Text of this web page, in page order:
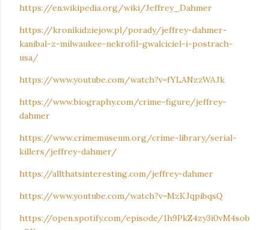
https://en.wikipedia.org/wiki/Jeffrey_Dahmer
https://kronikidziejow.pl/porady/jeffrey-dahmer-
kanibal-z-milwaukee-nekrofil-gwalciciel-i-postrach-
usa/
https://www.youtube.com/watch?v=fYLANzzWAJk
https://www.biography.com/crime-figure/jeffrey-
dahmer
https://www.crimemuseum.org/crime-library/serial-
killers/jeffrey-dahmer/
https://allthatsinteresting.com/jeffrey-dahmer
https://www.youtube.com/watch?v=MzKJqpibqsQ
https://open.spotify.com/episode/1h9PkZ4zy3i0vM4sob